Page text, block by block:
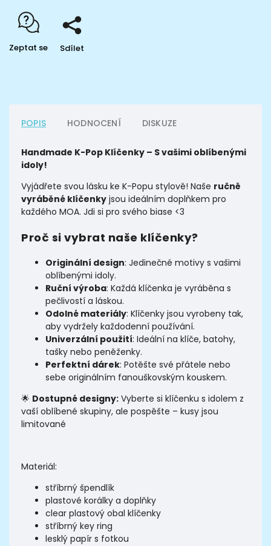
Zeptat se Sdílet
POPIS HODNOCENÍ DISKUZE
Handmade K-Pop Klíčenky – S vašimi oblíbenými
idoly!
Vyjádřete svou lásku ke K-Popu stylově! Naše ručně
vyráběné klíčenky jsou ideálním doplňkem pro
každého MOA. Jdi si pro svého biase <3
Proč si vybrat naše klíčenky?
Originální design: Jedinečné motivy s vašimi
oblíbenými idoly.
Ruční výroba: Každá klíčenka je vyráběna s
pečlivostí a láskou.
Odolné materiály: Klíčenky jsou vyrobeny tak,
aby vydržely každodenní používání.
Univerzální použití: Ideální na klíče, batohy,
tašky nebo peněženky.
Perfektní dárek: Potěšte své přátele nebo
sebe originálním fanouškovským kouskem.
🌟 Dostupné designy: Vyberte si klíčenku s idolem z
vaší oblíbené skupiny, ale pospěšte – kusy jsou
limitované
Materiál:
stříbrný špendlík
plastové korálky a doplňky
clear plastový obal klíčenky
stříbrný key ring
lesklý papír s fotkou